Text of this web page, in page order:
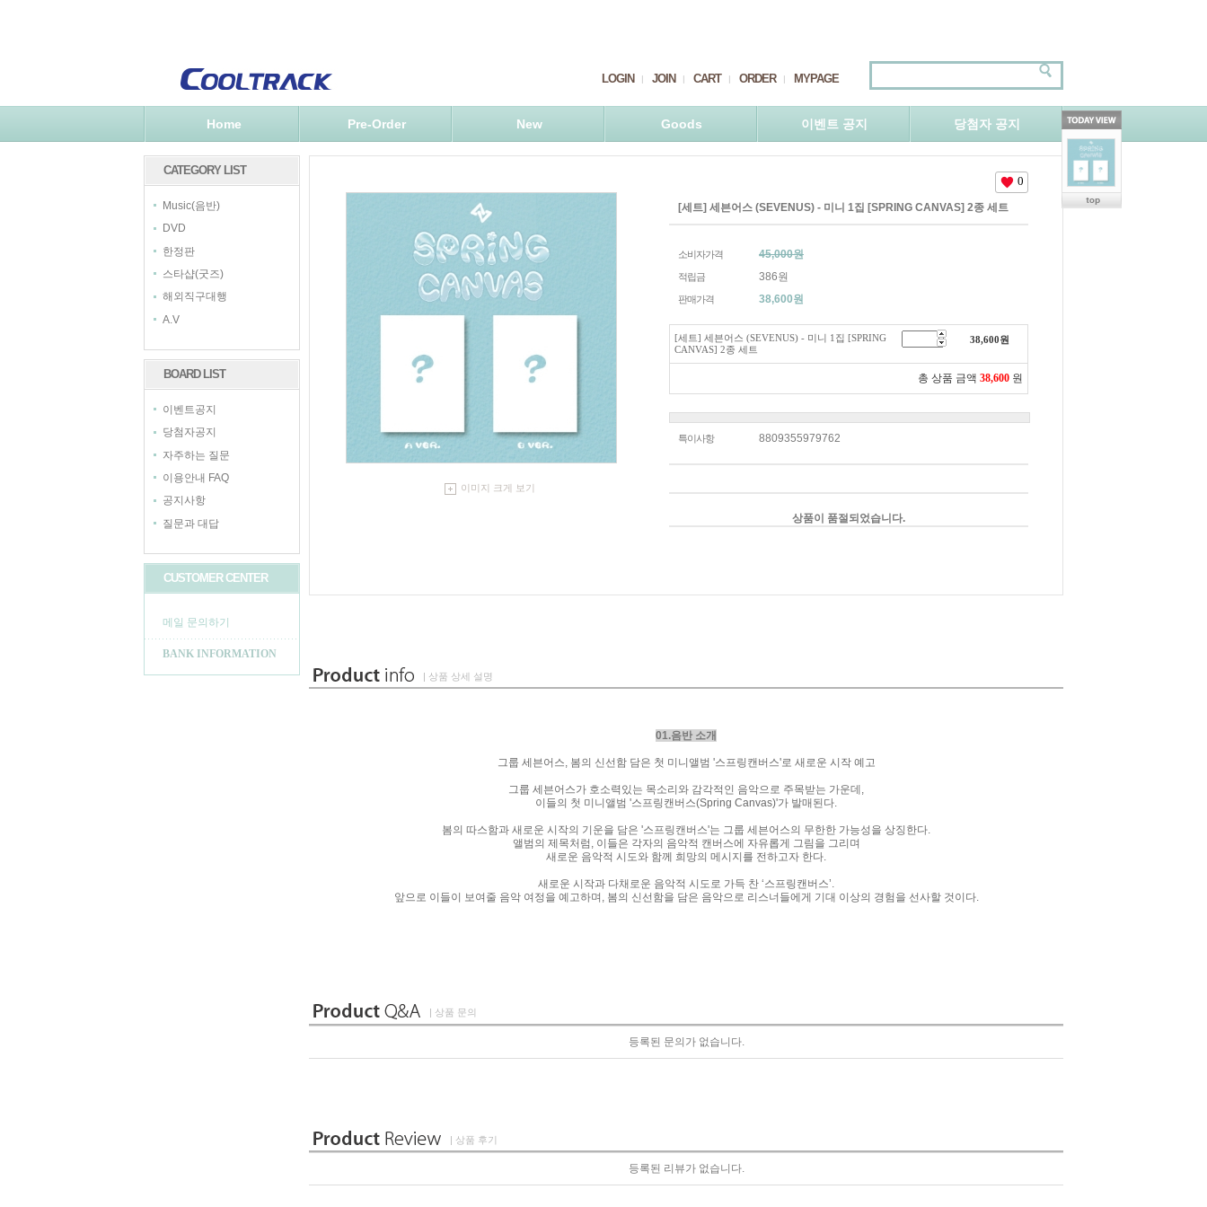
LOGIN JOIN CART ORDER MYPAGE
Home Pre-Order New Goods 이벤트 공지 당첨자 공지
CATEGORY LIST
Music(음반)
DVD
한정판
스타샵(굿즈)
해외직구대행
A.V
BOARD LIST
이벤트공지
당첨자공지
자주하는 질문
이용안내 FAQ
공지사항
질문과 대답
CUSTOMER CENTER
메일 문의하기
BANK INFORMATION
이미지 크게 보기
0
[세트] 세븐어스 (SEVENUS) - 미니 1집 [SPRING CANVAS] 2종 세트
소비자가격 45,000원
적립금 386원
판매가격 38,600원
[세트] 세븐어스 (SEVENUS) - 미니 1집 [SPRING
CANVAS] 2종 세트
38,600원
총 상품 금액 38,600 원
특이사항 8809355979762
상품이 품절되었습니다.
| 상품 상세 설명
01.음반 소개
그룹 세븐어스, 봄의 신선함 담은 첫 미니앨범 '스프링캔버스'로 새로운 시작 예고
그룹 세븐어스가 호소력있는 목소리와 감각적인 음악으로 주목받는 가운데 ,
이들의 첫 미니앨범 '스프링캔버스(Spring Canvas)'가 발매된다.
봄의 따스함과 새로운 시작의 기운을 담은 '스프링캔버스'는 그룹 세븐어스의 무한한 가능성을 상징한다.
앨범의 제목처럼 , 이들은 각자의 음악적 캔버스에 자유롭게 그림을 그리며
새로운 음악적 시도와 함께 희망의 메시지를 전하고자 한다.
새로운 시작과 다채로운 음악적 시도로 가득 찬 ‘스프링캔버스’.
앞으로 이들이 보여줄 음악 여정을 예고하며 , 봄의 신선함을 담은 음악으로 리스너들에게 기대 이상의 경험을 선사할 것이다.
| 상품 문의
등록된 문의가 없습니다.
| 상품 후기
등록된 리뷰가 없습니다.